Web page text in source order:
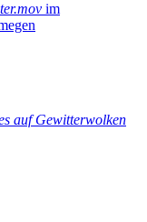
im
auf Gewitterwolken